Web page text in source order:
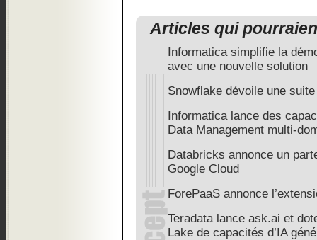
Articles qui
Informatica simplifie la
avec une nouvelle solution
Snowflake dévoile une suite
Informatica lance des
Data Management multi-
Databricks annonce un
Google Cloud
ForePaaS annonce
Teradata lance ask.ai et
Lake de capacités d’IA